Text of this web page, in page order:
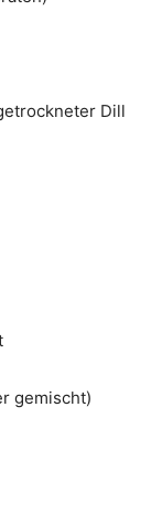
Dill
gemischt)